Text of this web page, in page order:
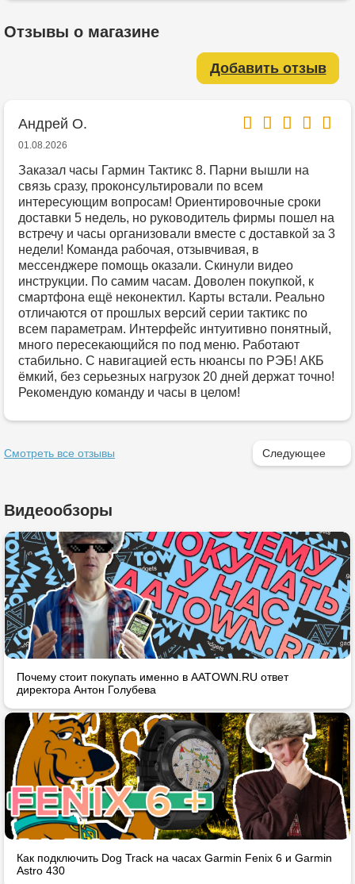
Отзывы о магазине
Добавить отзыв
Андрей О.
01.08.2026
Заказал часы Гармин Тактикс 8. Парни вышли на
связь сразу, проконсультировали по всем
интересующим вопросам! Ориентировочные сроки
доставки 5 недель, но руководитель фирмы пошел на
встречу и часы организовали вместе с доставкой за 3
недели! Команда рабочая, отзывчивая, в
мессенджере помощь оказали. Скинули видео
инструкции. По самим часам. Доволен покупкой, к
смартфона ещё неконектил. Карты встали. Реально
отличаются от прошлых версий серии тактикс по
всем параметрам. Интерфейс интуитивно понятный,
много пересекающийся по под меню. Работают
стабильно. С навигацией есть нюансы по РЭБ! АКБ
ёмкий, без серьезных нагрузок 20 дней держат точно!
Рекомендую команду и часы в целом!
Смотреть все отзывы Следующее
Видеообзоры
Почему стоит покупать именно в AATOWN.RU ответ
директора Антон Голубева
Как подключить Dog Track на часах Garmin Fenix 6 и Garmin
Astro 430